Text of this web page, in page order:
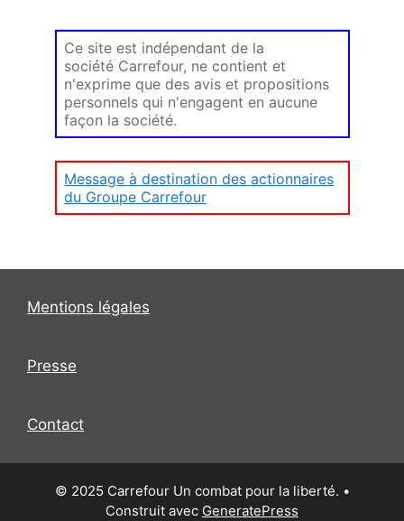
Ce site est indépendant de la
société Carrefour, ne contient et
n'exprime que des avis et propositions
personnels qui n'engagent en aucune
façon la société.
Message à destination des actionnaires
du Groupe Carrefour
Mentions légales
Presse
Contact
© 2025 Carrefour Un combat pour la liberté. •
Construit avec GeneratePress